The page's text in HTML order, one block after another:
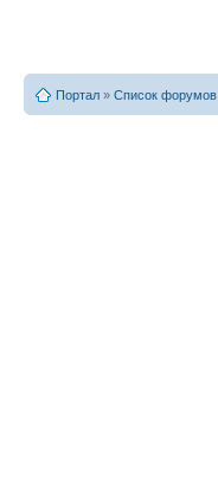
Портал » Список форумов